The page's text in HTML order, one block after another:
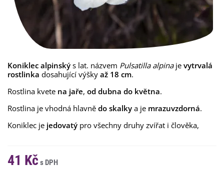
Koniklec alpinský s lat. názvem Pulsatilla alpinaje vytrvalá
rostlinka dosahující výšky až 18 cm.
Rostlina kvete na jaře, od dubna do května.
Rostlina je vhodná hlavně do skalky a je mrazuvzdorná.
Koniklec je jedovatý pro všechny druhy zvířat i člověka,
41 Kč